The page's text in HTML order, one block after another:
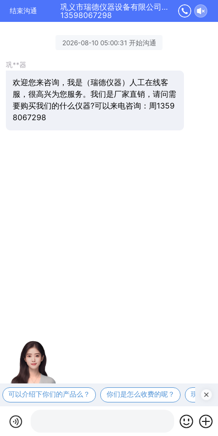
结束沟通
巩义市瑞德仪器设备有限公司正在为您服务
13598067298
2026-08-10 05:00:31 开始沟通
巩**器
欢迎您来咨询，我是（瑞德仪器）人工在线客
服，很高兴为您服务。我们是厂家直销，请问需
要购买我们的什么仪器?可以来电咨询：周1359
8067298
可以介绍下你们的产品么？ 你们是怎么收费的呢？ 现在有